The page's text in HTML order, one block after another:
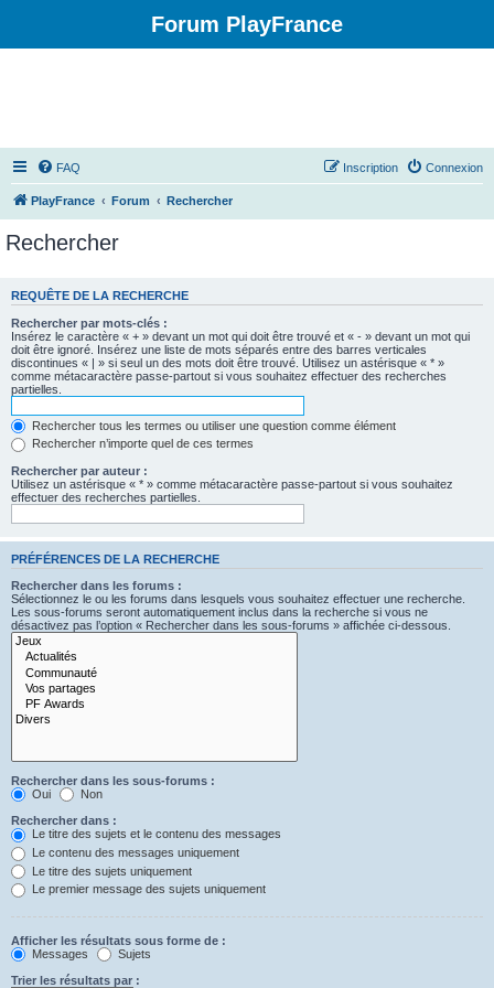
Forum PlayFrance
FAQ Connexion
Inscription
PlayFrance Forum Rechercher
Rechercher
REQUÊTE DE LA RECHERCHE
Rechercher par mots-clés :
Insérez le caractère « + » devant un mot qui doit être trouvé et « - » devant un mot qui
doit être ignoré. Insérez une liste de mots séparés entre des barres verticales
discontinues « | » si seul un des mots doit être trouvé. Utilisez un astérisque « * »
comme métacaractère passe-partout si vous souhaitez effectuer des recherches
partielles.
Rechercher tous les termes ou utiliser une question comme élément
Rechercher n’importe quel de ces termes
Rechercher par auteur :
Utilisez un astérisque « * » comme métacaractère passe-partout si vous souhaitez
effectuer des recherches partielles.
PRÉFÉRENCES DE LA RECHERCHE
Rechercher dans les forums :
Sélectionnez le ou les forums dans lesquels vous souhaitez effectuer une recherche.
Les sous-forums seront automatiquement inclus dans la recherche si vous ne
désactivez pas l’option « Rechercher dans les sous-forums » affichée ci-dessous.
Rechercher dans les sous-forums :
Oui
Non
Rechercher dans :
Le titre des sujets et le contenu des messages
Le contenu des messages uniquement
Le titre des sujets uniquement
Le premier message des sujets uniquement
Afficher les résultats sous forme de :
Messages
Sujets
Trier les résultats par :